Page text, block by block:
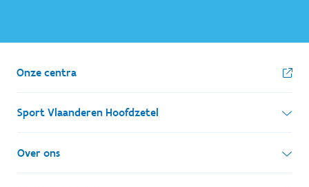
Onze centra
Sport Vlaanderen Hoofdzetel
Simon Bolivarlaan 17
1000 Brussel
Over ons